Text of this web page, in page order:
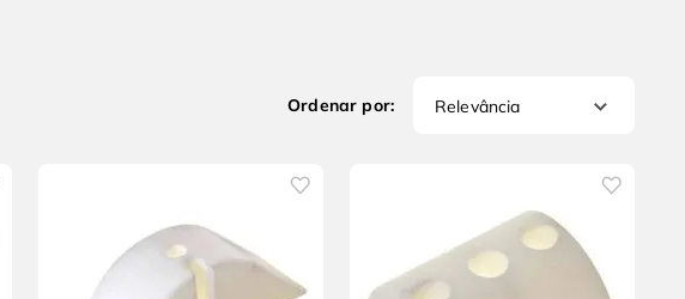
Relevância